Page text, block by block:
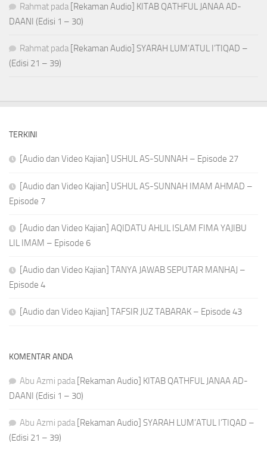
Rahmat pada [Rekaman Audio] KITAB QATHFUL JANAA AD-
DAANI (Edisi 1 – 30)
Rahmat pada [Rekaman Audio] SYARAH LUM’ATUL I’TIQAD –
(Edisi 21 – 39)
TERKINI
[Audio dan Video Kajian] USHUL AS-SUNNAH – Episode 27
[Audio dan Video Kajian] USHUL AS-SUNNAH IMAM AHMAD –
Episode 7
[Audio dan Video Kajian] AQIDATU AHLIL ISLAM FIMA YAJIBU
LIL IMAM – Episode 6
[Audio dan Video Kajian] TANYA JAWAB SEPUTAR MANHAJ –
Episode 4
[Audio dan Video Kajian] TAFSIR JUZ TABARAK – Episode 43
KOMENTAR ANDA
Abu Azmi pada [Rekaman Audio] KITAB QATHFUL JANAA AD-
DAANI (Edisi 1 – 30)
Abu Azmi pada [Rekaman Audio] SYARAH LUM’ATUL I’TIQAD –
(Edisi 21 – 39)